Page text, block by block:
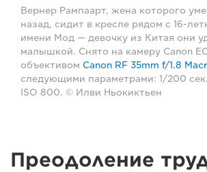
Вернер Рампаарт, жена которого
назад, сидит в кресле рядом с 16-
имени Мод — девочку из Китая они
малышкой. Снято на камеру Canon
объективом Canon RF 35mm f/1.8
следующими параметрами: 1/200
ISO 800. © Илви Ньокиктьен
Преодоление